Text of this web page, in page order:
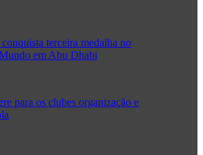
terceira medalha no
em Abu Dhabi
para os clubes organização e